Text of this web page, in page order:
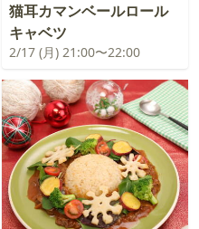
猫耳カマンベールロール
キャベツ
2/17 (月) 21:00〜22:00